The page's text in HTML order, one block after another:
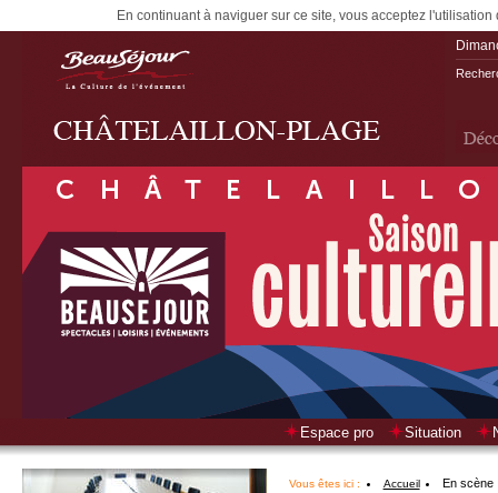
En continuant à naviguer sur ce site, vous acceptez
Espace pro Situation
Vous êtes ici : Accueil En scène